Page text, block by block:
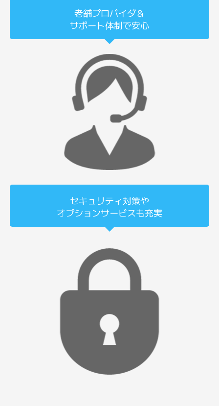
老舗プロバイダ＆
サポート体制で安心
セキュリティ対策や
オプションサービスも充実